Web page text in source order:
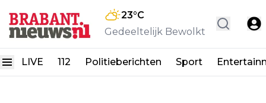
23°C
Gedeeltelijk Bewolkt
LIVE 112 Politieberichten Sport